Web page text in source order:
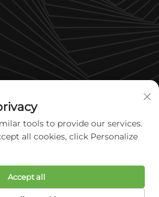
เขตหยูหัว เมืองเสิ่นเจียจวง มณฑลเหอเป่ย
ไบโอเทค จำกัด มณฑลเหอเป่ย สงวนสิทธิ์
tools to provide our services.
all cookies, click Personalize
Accept all